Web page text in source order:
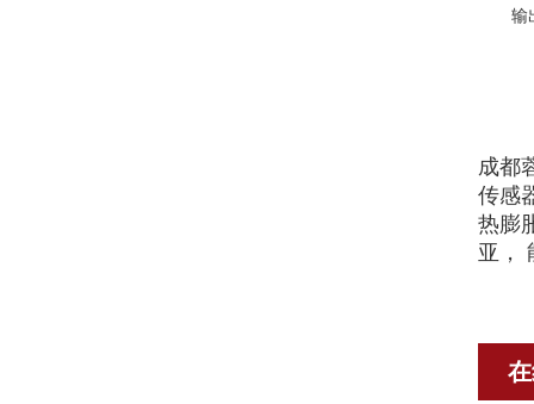
输
成都
传感
热膨
亚，